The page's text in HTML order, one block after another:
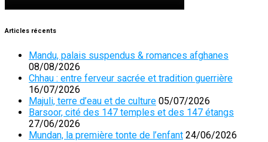
Articles récents
Mandu, palais suspendus & romances afghanes
08/08/2026
Chhau : entre ferveur sacrée et tradition guerrière
16/07/2026
Majuli, terre d’eau et de culture 05/07/2026
Barsoor, cité des 147 temples et des 147 étangs
27/06/2026
Mundan, la première tonte de l’enfant 24/06/2026